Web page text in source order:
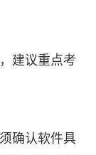
建议重点考
确认软件具